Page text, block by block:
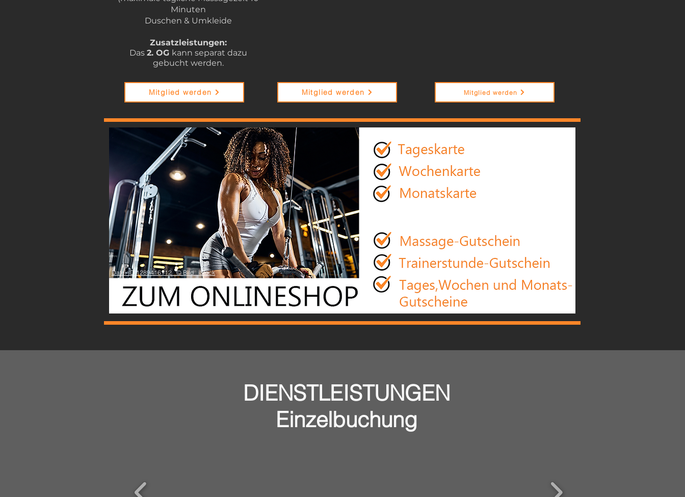
Minuten
Duschen & Umkleide
Zusatzleistungen:
Das 2. OG kann separat dazu
gebucht werden.
Mitglied werden Mitglied werden Mitglied werden
Datei-ID:1289416112 © Bild_ iStock
DIENSTLEISTUNGEN
Einzelbuchung